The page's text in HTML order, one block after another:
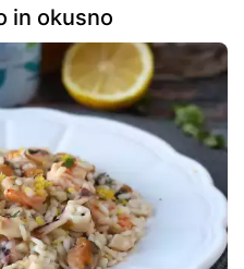
in okusno